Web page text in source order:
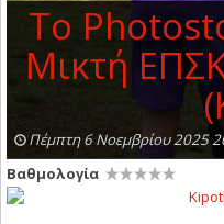
To
Μικτή
Πέμπτη 6 Νοεμβρίου 2025
Βαθμολογία